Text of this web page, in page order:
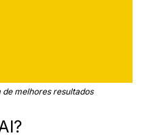
melhores resultados